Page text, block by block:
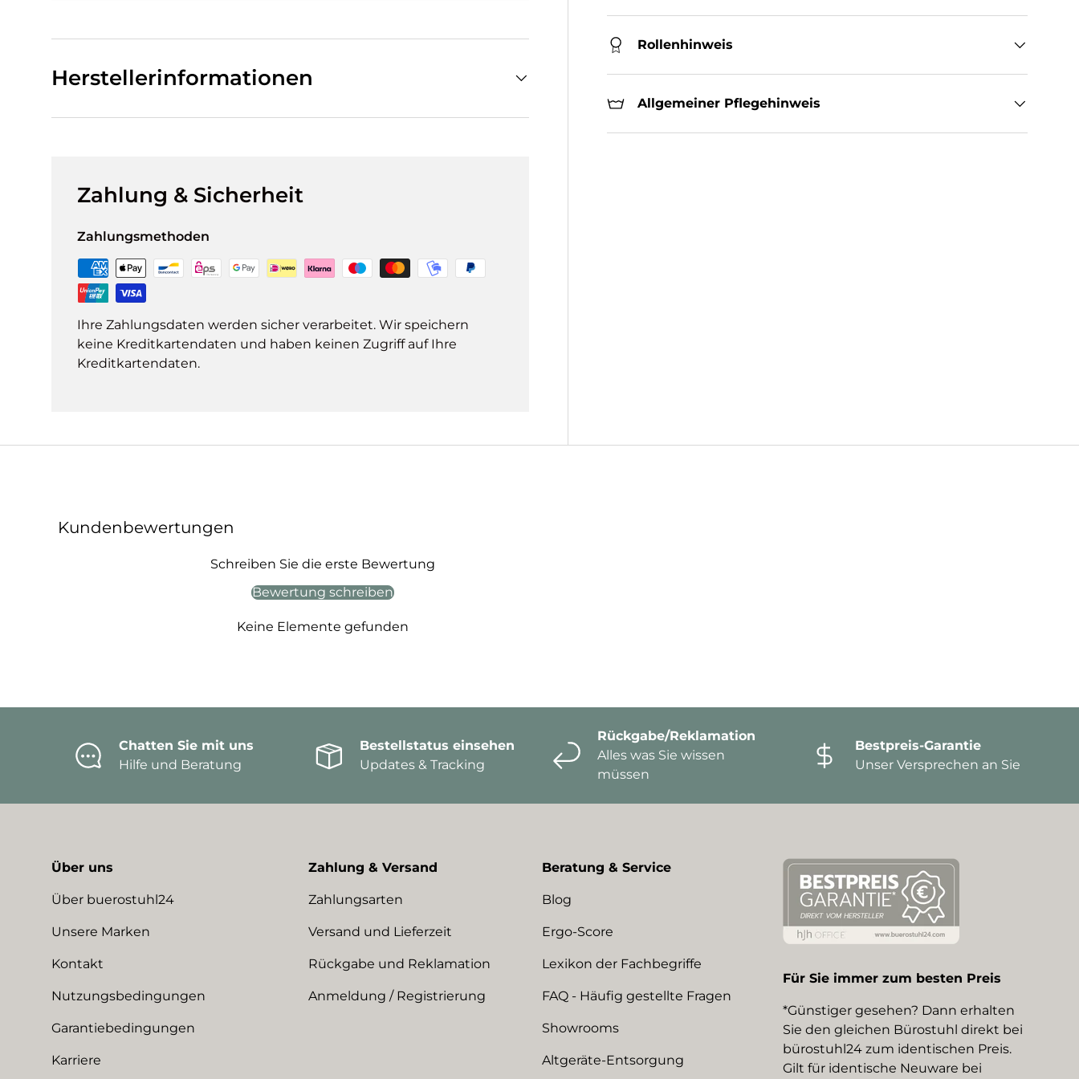
Rollenhinweis
Allgemeiner Pflegehinweis
Herstellerinformationen
Zahlung & Sicherheit
Zahlungsmethoden
Ihre Zahlungsdaten werden sicher verarbeitet. Wir speichern
keine Kreditkartendaten und haben keinen Zugriff auf Ihre
Kreditkartendaten.
Kundenbewertungen
Schreiben Sie die erste Bewertung
Bewertung schreiben
Keine Elemente gefunden
Chatten Sie mit uns
Hilfe und Beratung
Bestellstatus einsehen
Updates & Tracking
Rückgabe/Reklamation
Alles was Sie wissen
müssen
Bestpreis-Garantie
Unser Versprechen an Sie
Über uns
Über buerostuhl24
Unsere Marken
Kontakt
Nutzungsbedingungen
Garantiebedingungen
Karriere
Zahlung & Versand
Zahlungsarten
Versand und Lieferzeit
Rückgabe und Reklamation
Anmeldung / Registrierung
Beratung & Service
Blog
Ergo-Score
Lexikon der Fachbegriffe
FAQ - Häufig gestellte Fragen
Showrooms
Altgeräte-Entsorgung
Für Sie immer zum besten Preis
*Günstiger gesehen? Dann erhalten
Sie den gleichen Bürostuhl direkt bei
bürostuhl24 zum identischen Preis.
Gilt für identische Neuware bei